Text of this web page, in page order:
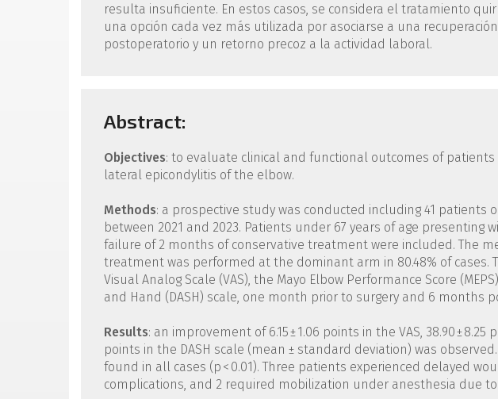
resulta insuficiente. En estos casos, se considera el tratamiento
una opción cada vez más utilizada por asociarse a una
postoperatorio y un retorno precoz a la actividad laboral.
Abstract:
Objectives: to evaluate clinical and functional outcomes of
lateral epicondylitis of the elbow.
Methods: a prospective study was conducted including 41 patients
between 2021 and 2023. Patients under 67 years of age presenting
failure of 2 months of conservative treatment were included. The
treatment was performed at the dominant arm in 80.48% of cases.
Visual Analog Scale (VAS), the Mayo Elbow Performance Score
and Hand (DASH) scale, one month prior to surgery and 6 months
Results: an improvement of 6.15 ± 1.06 points in the VAS, 38.90 ± 8.25
points in the DASH scale (mean ± standard deviation) was
found in all cases (p < 0.01). Three patients experienced delayed
complications, and 2 required mobilization under anesthesia due